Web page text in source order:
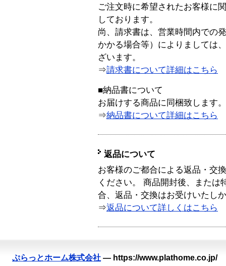
ご注文時に希望されたお客様に
しております。
尚、請求書は、営業時間内での
かかる場合等）によりましては
ざいます。
⇒請求書について詳細はこちら
■納品書について
お届けする商品に同梱致します。
⇒納品書について詳細はこちら
返品について
お客様のご都合による返品・交
ください。 商品開封後、または
合、返品・交換はお受けいたし
⇒返品について詳しくはこちら
ぷらっとホーム株式会社 — https://www.plathome.co.jp/